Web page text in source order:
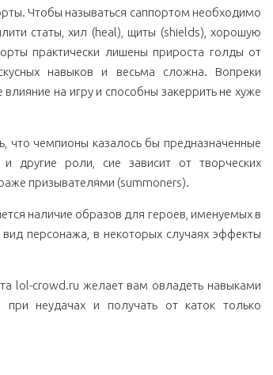
Чтобы называться саппортом необходимо
статы, хил (heal), щиты (shields), хорошую
практически лишены прироста голды от
навыков и весьма сложна. Вопреки
на игру и способны закеррить не хуже
что чемпионы казалось бы предназначенные
другие роли, сие зависит от творческих
призывателями (summoners).
наличие образов для героев, именуемых в
персонажа, в некоторых случаях эффекты
lol-crowd.ru желает вам овладеть навыками
неудачах и получать от каток только